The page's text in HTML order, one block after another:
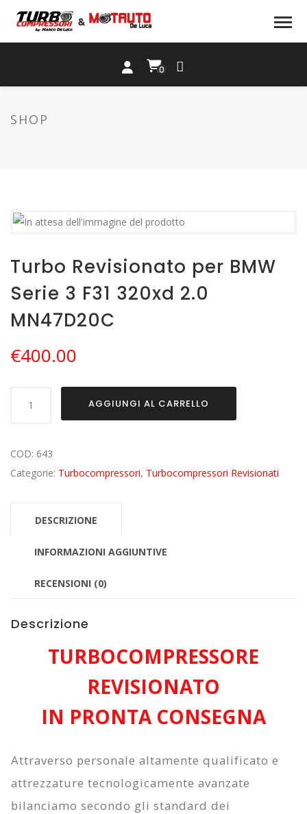
0
SHOP
Turbo Revisionato per BMW
Serie 3 F31 320xd 2.0
MN47D20C
€400.00
BMW
Serie
quantità
AGGIUNGI AL CARRELLO
COD: 643
Categorie: Turbocompressori, Turbocompressori Revisionati
DESCRIZIONE
INFORMAZIONI AGGIUNTIVE
RECENSIONI (0)
Descrizione
TURBOCOMPRESSORE
REVISIONATO
IN PRONTA CONSEGNA
Attraverso personale altamente qualificato e
attrezzature tecnologicamente avanzate
bilanciamo secondo gli standard dei